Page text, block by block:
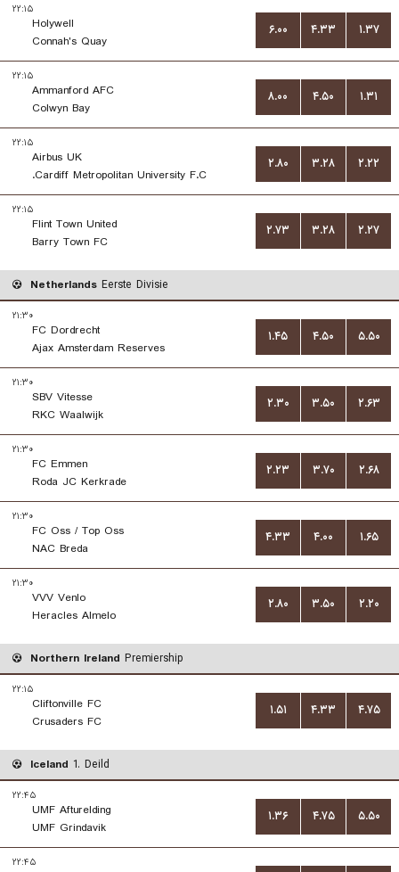
۲۲:۱۵
Holywell
Connah's Quay
۶.۰۰ ۴.۳۳ ۱.۳۷
۲۲:۱۵
Ammanford AFC
Colwyn Bay
۸.۰۰ ۴.۵۰ ۱.۳۱
۲۲:۱۵
Airbus UK
Cardiff Metropolitan University F.C.
۲.۸۰ ۳.۲۸ ۲.۲۲
۲۲:۱۵
Flint Town United
Barry Town FC
۲.۷۳ ۳.۲۸ ۲.۲۷
Netherlands Eerste Divisie
۲۱:۳۰
FC Dordrecht
Ajax Amsterdam Reserves
۱.۴۵ ۴.۵۰ ۵.۵۰
۲۱:۳۰
SBV Vitesse
RKC Waalwijk
۲.۳۰ ۳.۵۰ ۲.۶۳
۲۱:۳۰
FC Emmen
Roda JC Kerkrade
۲.۲۳ ۳.۷۰ ۲.۶۸
۲۱:۳۰
FC Oss / Top Oss
NAC Breda
۴.۳۳ ۴.۰۰ ۱.۶۵
۲۱:۳۰
VVV Venlo
Heracles Almelo
۲.۸۰ ۳.۵۰ ۲.۲۰
Northern Ireland Premiership
۲۲:۱۵
Cliftonville FC
Crusaders FC
۱.۵۱ ۴.۳۳ ۴.۷۵
Iceland 1. Deild
۲۲:۴۵
UMF Afturelding
UMF Grindavik
۱.۳۶ ۴.۷۵ ۵.۵۰
۲۲:۴۵